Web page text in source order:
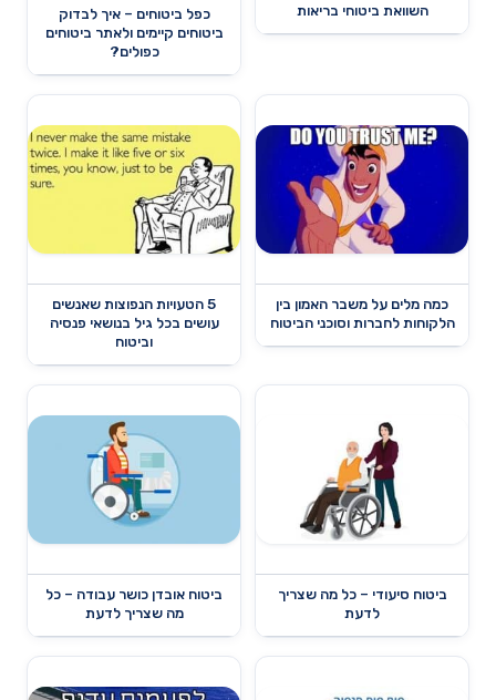
השוואת ביטוחי בריאות
כפל ביטוחים – איך לבדוק
ביטוחים קיימים ולאתר ביטוחים
כפולים?
כמה מלים על משבר האמון בין
הלקוחות לחברות וסוכני הביטוח
5 הטעויות הנפוצות שאנשים
עושים בכל גיל בנושאי פנסיה
וביטוח
ביטוח סיעודי – כל מה שצריך
לדעת
ביטוח אובדן כושר עבודה – כל
מה שצריך לדעת